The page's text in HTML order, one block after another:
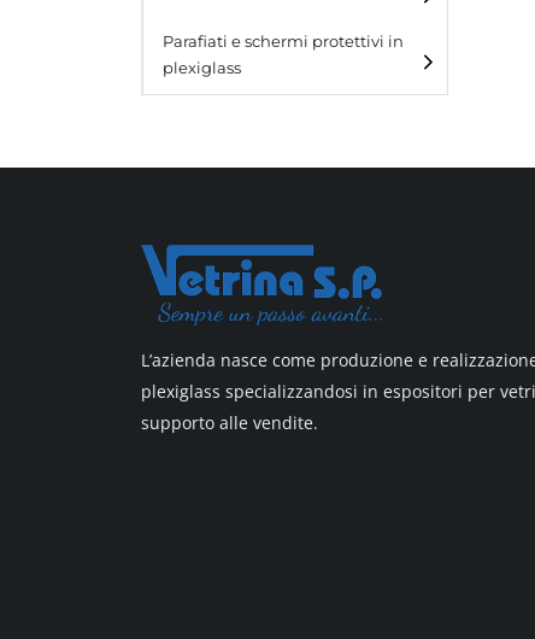
Laminato light
All design
Top line 3
Parafiati e schermi protettivi in
plexiglass
L’azienda nasce come produzione e
plexiglass specializzandosi in espositori per
supporto alle vendite.